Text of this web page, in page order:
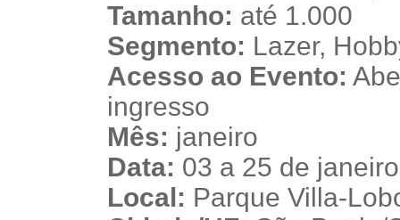
Tamanho: até 1.000
Segmento: Lazer,
Acesso ao Evento:
ingresso
Mês: janeiro
Data: 03 a 25 de
Local: Parque Villa-